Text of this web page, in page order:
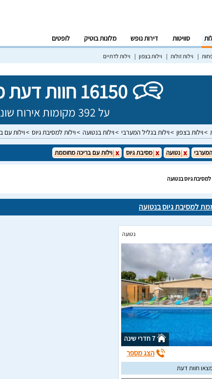
סוויטות דירות נופש מלונות בוטיק לופטים
וילות זולות וילות בצפון וילות לדתיים
16150 חוות דעת מאומתות!
על 392 מקומות אירוח שונים בישראל
וילות בצפון וילות בגליל המערבי וילות בנטועה וילות למסיבת גיוס וילות
נטועה מסיבת גיוס וילות עם בריכה מחוממת
גיוס בנטועה
למסיבת גיוס בנטועה
נטועה
7 חדרי שינה
הצג מספר
חוות דעת